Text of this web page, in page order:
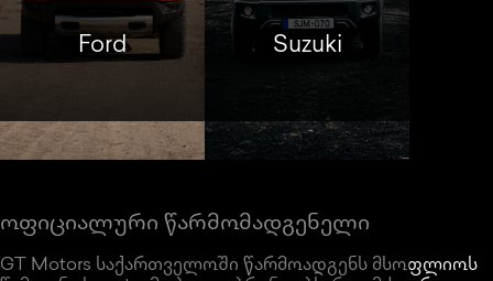
Ford Suzuki
ოფიციალური წარმომადგენელი
GT Motors საქართველოში წარმოადგენს მსოფლიოს